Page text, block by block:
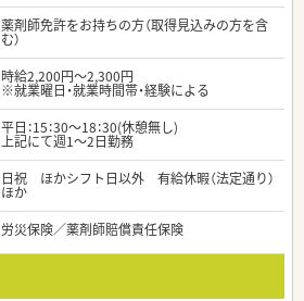
薬剤師免許をお持ちの方（取得見込みの方を含
む）
時給2,200円～2,300円
※就業曜日・就業時間帯・経験による
平日：15：30～18：30(休憩無し)
上記にて週1～2日勤務
日祝 ほかシフト日以外 有給休暇（法定通り）
ほか
労災保険／薬剤師賠償責任保険